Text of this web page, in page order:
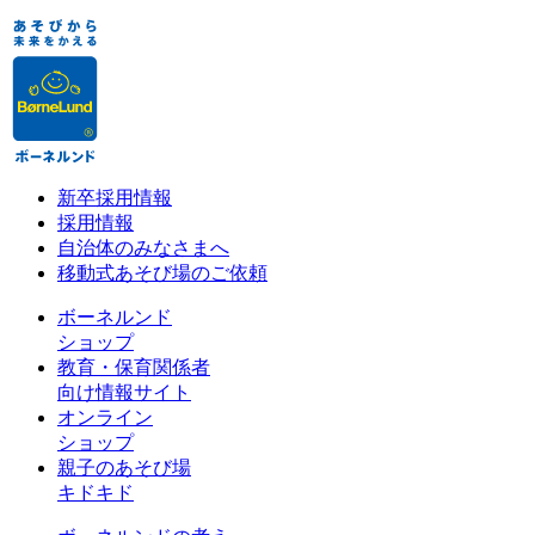
新卒採用情報
採用情報
自治体のみなさまへ
移動式あそび場のご依頼
ボーネルンド
ショップ
教育・保育関係者
向け情報サイト
オンライン
ショップ
親子のあそび場
キドキド